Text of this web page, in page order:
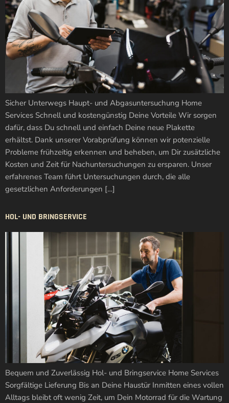
Sicher Unterwegs Haupt- und Abgasuntersuchung Home
Services Schnell und kostengünstig Deine Vorteile Wir sorgen
dafür, dass Du schnell und einfach Deine neue Plakette
erhältst. Dank unserer Vorabprüfung können wir potenzielle
Probleme frühzeitig erkennen und beheben, um Dir zusätzliche
Kosten und Zeit für Nachuntersuchungen zu ersparen. Unser
erfahrenes Team führt Untersuchungen durch, die alle
gesetzlichen Anforderungen […]
HOL- UND BRINGSERVICE
Bequem und Zuverlässig Hol- und Bringservice Home Services
Sorgfältige Lieferung Bis an Deine Haustür Inmitten eines vollen
Alltags bleibt oft wenig Zeit, um Dein Motorrad für die Wartung